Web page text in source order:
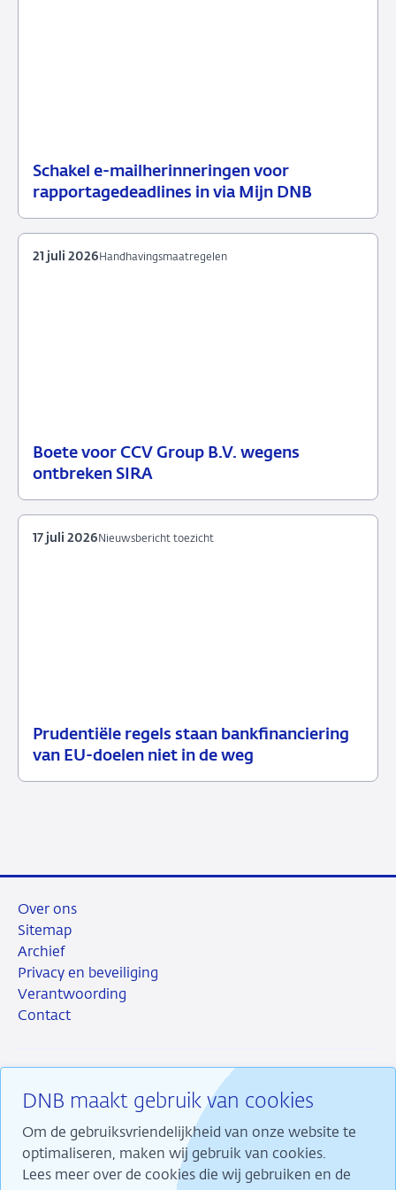
Schakel e-mailherinneringen voor
rapportagedeadlines in via Mijn DNB
21
Nieuwsbericht
Boete voor CCV Group B.V. wegens
ontbreken SIRA
21
Handhavingsmaatregelen
Handhavingsmaatregelen
21 juli 2026
Prudentiële regels staan bankfinanciering
van EU-doelen niet in de weg
17
Nieuwsbericht
Nieuwsbericht toezicht
17 juli 2026
DNB maakt gebruik van cookies
Om de gebruiksvriendelijkheid van onze website te
optimaliseren, maken wij gebruik van cookies.
Lees meer over de cookies die wij gebruiken en de
Over ons
Sitemap
Archief
Privacy en beveiliging
Verantwoording
Contact
RSS InstagramLinkedin
X